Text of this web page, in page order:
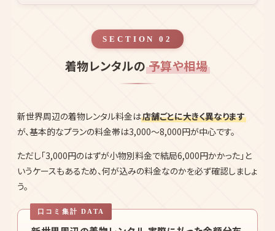
着物で歩く新世界周辺散策モデルコース
着物レンタルの予算や相場
新世界周辺の着物レンタル料金は 店舗ごとに大きく異なります